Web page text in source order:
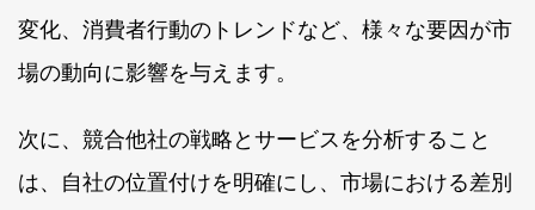
変化、消費者行動のトレンドなど、様々な要因が市
場の動向に影響を与えます。
次に、競合他社の戦略とサービスを分析すること
は、自社の位置付けを明確にし、市場における差別